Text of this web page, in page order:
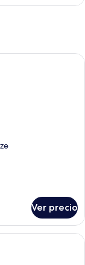
hotel con una cama
Ver precio
hotel con una cama